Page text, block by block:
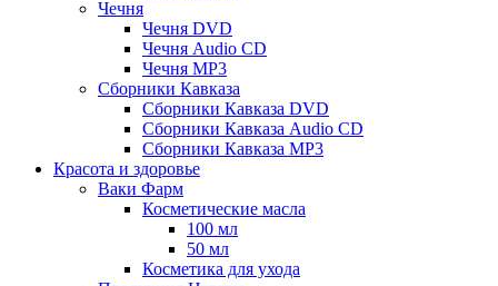
Чечня
Чечня DVD
Чечня Audio CD
Чечня MP3
Сборники Кавказа
Сборники Кавказа DVD
Сборники Кавказа Audio CD
Сборники Кавказа MP3
Красота и здоровье
Ваки Фарм
Косметические масла
100 мл
50 мл
Косметика для ухода